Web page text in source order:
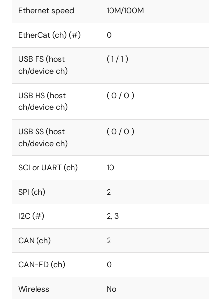
Ethernet speed 10M/100M
EtherCat (ch) (#) 0
USB FS (host
ch/device ch)
( 1 / 1 )
USB HS (host
ch/device ch)
( 0 / 0 )
USB SS (host
ch/device ch)
( 0 / 0 )
SCI or UART (ch) 10
SPI (ch) 2
I2C (#) 2, 3
CAN (ch) 2
CAN-FD (ch) 0
Wireless No